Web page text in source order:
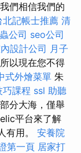
們相信我們的
北記帳士推薦 清
公司 seo公司
設計公司 月子
以現在您不得
式外燴菜單 朱
巧課程 ssl 助聽
分大海，僅舉
平台來了解
有用。 安養院
第一頁 居家打